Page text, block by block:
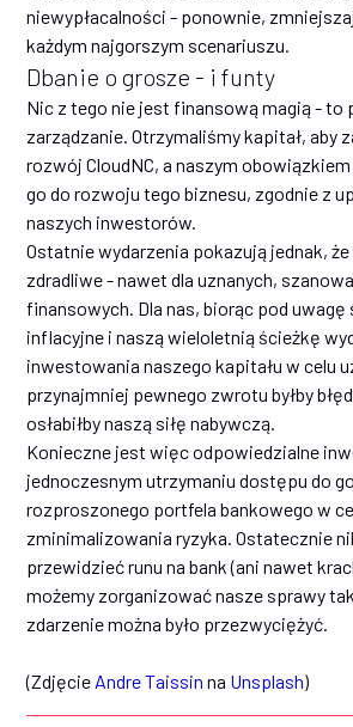
niewypłacalności - ponownie,
każdym najgorszym scenariuszu.
Dbanie o grosze - i funty
Nic z tego nie jest finansową magią - to
zarządzanie. Otrzymaliśmy kapitał, aby
rozwój CloudNC, a naszym
go do rozwoju tego biznesu, zgodnie z
naszych inwestorów.
Ostatnie wydarzenia pokazują jednak,
zdradliwe - nawet dla uznanych,
finansowych. Dla nas, biorąc pod
inflacyjne i naszą wieloletnią ścieżkę
inwestowania naszego kapitału w celu
przynajmniej pewnego zwrotu byłby
osłabiłby naszą siłę nabywczą.
Konieczne jest więc odpowiedzialne
jednoczesnym utrzymaniu dostępu do
rozproszonego portfela bankowego w
zminimalizowania ryzyka. Ostatecznie
przewidzieć runu na bank (ani nawet
możemy zorganizować nasze sprawy
zdarzenie można było przezwyciężyć.
(Zdjęcie Andre Taissin na Unsplash)